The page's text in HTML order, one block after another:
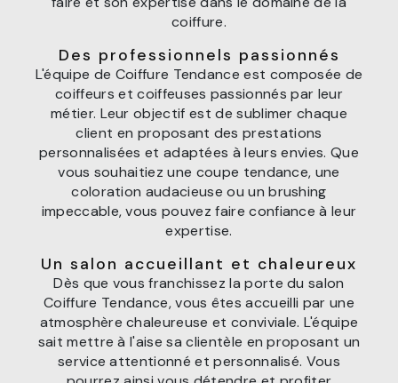
coiffure.
Des professionnels passionnés
L'équipe de Coiffure Tendance est composée de
coiffeurs et coiffeuses passionnés par leur
métier. Leur objectif est de sublimer chaque
client en proposant des prestations
personnalisées et adaptées à leurs envies. Que
vous souhaitiez une coupe tendance, une
coloration audacieuse ou un brushing
impeccable, vous pouvez faire confiance à leur
expertise.
Un salon accueillant et chaleureux
Dès que vous franchissez la porte du salon
Coiffure Tendance, vous êtes accueilli par une
atmosphère chaleureuse et conviviale. L'équipe
sait mettre à l'aise sa clientèle en proposant un
service attentionné et personnalisé. Vous